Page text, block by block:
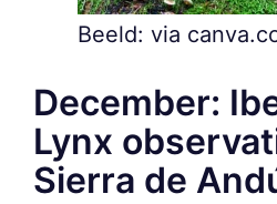
Beeld: via
December:
Lynx
Sierra de